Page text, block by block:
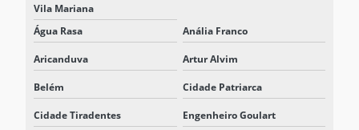
SISTEMA BESS PARA ELETROPOSTO
SISTEMA BESS INDUSTRIAL
Vila Mariana
Água Rasa
Anália Franco
Aricanduva Artur Alvim
Belém Cidade Patriarca
Cidade Tiradentes Engenheiro Goulart